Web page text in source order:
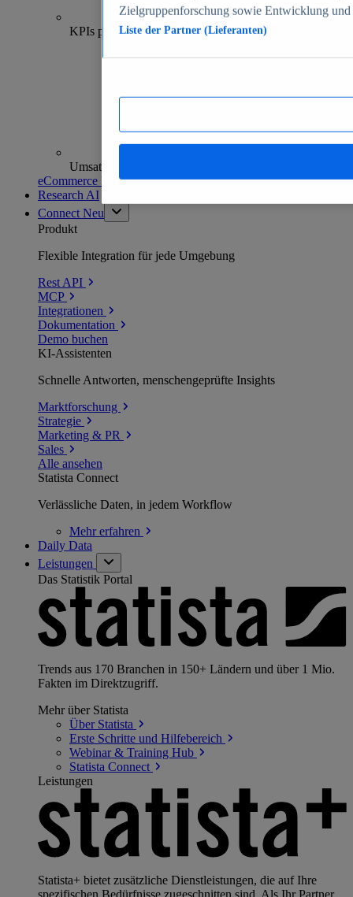
70+
KPIs pro Shop
Umsatzanalysen und -prognosen
eCommerce Insights entdecken
Research AI
Connect Neu
Produkt
Flexible Integration für jede Umgebung
Rest API
MCP
Integrationen
Dokumentation
Demo buchen
KI-Assistenten
Schnelle Antworten, menschengeprüfte Insights
Marktforschung
Strategie
Marketing & PR
Sales
Alle ansehen
Statista Connect
Verlässliche Daten, in jedem Workflow
Mehrerfahren
Daily Data
Leistungen
Das Statistik Portal
Trends aus 170 Branchen in 150+ Ländern und über 1 Mio.
Fakten im Direktzugriff.
Mehr über Statista
Über Statista
Erste Schritte und Hilfebereich
Webinar & Training Hub
Statista Connect
Leistungen
Statista+ bietet zusätzliche Dienstleistungen, die auf Ihre
spezifischen Bedürfnisse zugeschnitten sind. Als Ihr Partner
Zielgruppenforschung sowie Entwicklung
Liste der Partner (Lieferanten)